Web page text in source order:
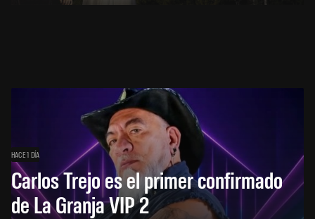
HACE 1 DÍA
Carlos Trejo es el primer confirmado
de La Granja VIP 2